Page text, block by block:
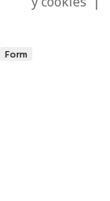
Form